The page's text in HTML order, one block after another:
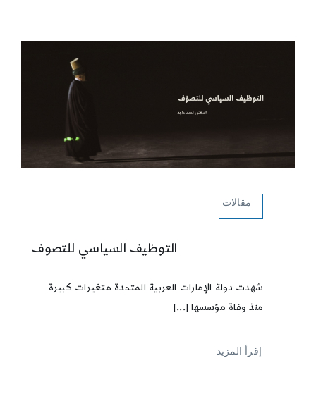
مقالات
التوظيف السياسي للتصوف
شهدت دولة الإمارات العربية المتحدة متغيرات كبيرة
منذ وفاة مؤسسها [...]
إقرأ المزيد